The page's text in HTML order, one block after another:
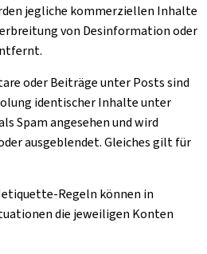
jegliche kommerziellen Inhalte
von Desinformation oder
oder Beiträge unter Posts sind
identischer Inhalte unter
Spam angesehen und wird
ausgeblendet. Gleiches gilt für
Regeln können in
die jeweiligen Konten